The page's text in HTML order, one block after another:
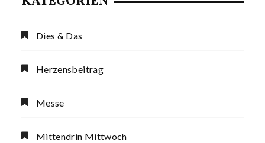
Dies & Das
Herzensbeitrag
Messe
Mittendrin Mittwoch